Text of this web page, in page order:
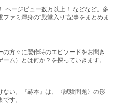
ページビュー数万以上！ などなど。多
ァミ渾身の“殿堂入り”記事をまとめま
方々に製作時のエピソードをお聞き
ム）とは何か？を探っていきます。
ない。『赫本』は、〈試験問題〉の形
す。